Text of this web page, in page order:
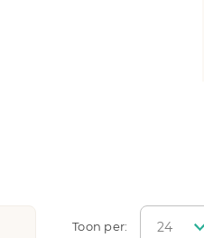
Toon per: